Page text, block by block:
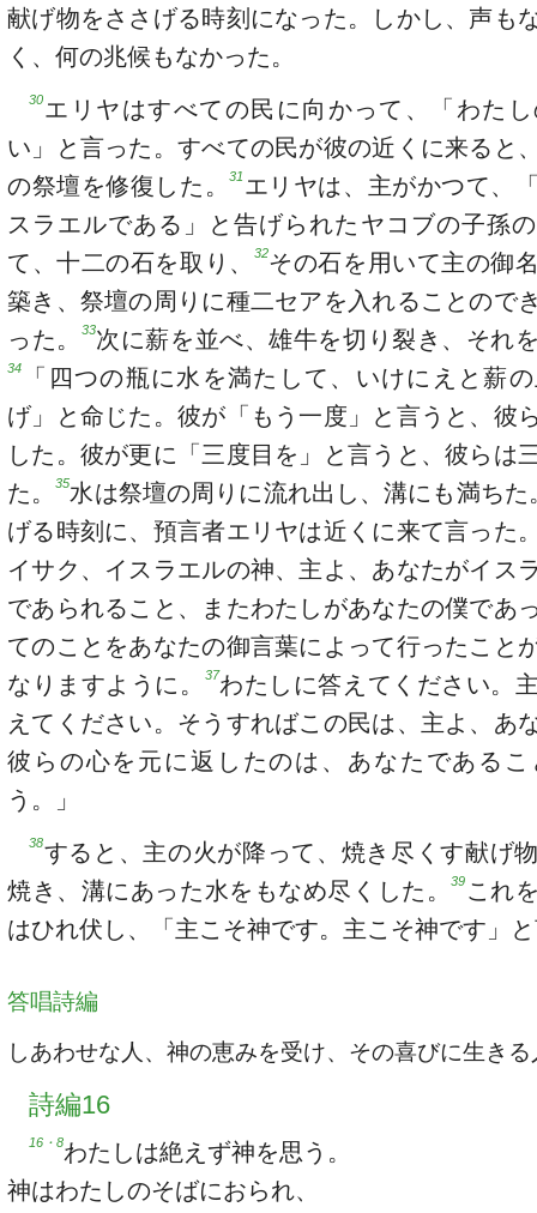
献げ物をささげる時刻になった。しかし、声も
く、何の兆候もなかった。
30エリヤはすべての民に向かって、「わた
い」と言った。すべての民が彼の近くに来ると
の祭壇を修復した。31 エリヤは、主がかつて、
スラエルである」と告げられたヤコブの子孫
て、十二の石を取り、
32その石を用いて主の御
築き、祭壇の周りに種二セアを入れることので
った。
33次に薪を並べ、雄牛を切り裂き、それ
34
「四つの瓶に水を満たして、いけにえと薪
げ」と命じた。彼が「もう一度」と言うと、彼
した。彼が更に「三度目を」と言うと、彼らは
た。35水は祭壇の周りに流れ出し、溝にも満ちた
げる時刻に、預言者エリヤは近くに来て言った
イサク、イスラエルの神、主よ、あなたがイス
であられること、またわたしがあなたの僕であ
てのことをあなたの御言葉によって行ったこと
なりますように。
37わたしに答えてください。
えてください。そうすればこの民は、主よ、あ
彼らの心を元に返したのは、あなたである
う。」
38すると、主の火が降って、焼き尽くす献げ
焼き、溝にあった水をもなめ尽くした。39 これ
はひれ伏し、「主こそ神です。主こそ神です」
答唱詩編
しあわせな人、神の恵みを受け、その喜びに生きる
詩編16
16・8わたしは絶えず神を思う。
神はわたしのそばにおられ、